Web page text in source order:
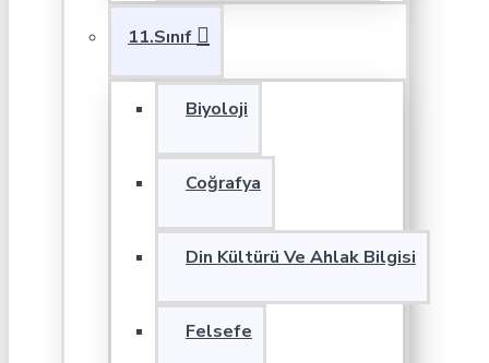
11.Sınıf
Biyoloji
Coğrafya
Din Kültürü Ve Ahlak Bilgisi
Felsefe